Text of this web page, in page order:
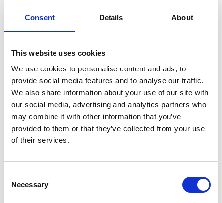
Consent Details About
This website uses cookies
We use cookies to personalise content and ads, to
provide social media features and to analyse our traffic.
We also share information about your use of our site with
our social media, advertising and analytics partners who
may combine it with other information that you’ve
provided to them or that they’ve collected from your use
of their services.
Selection
Necessary
Per le soluzioni di supporto di Esker contatta la tua